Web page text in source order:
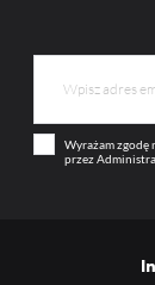
Wyrażam zgodę
przez